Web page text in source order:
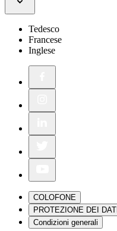
Tedesco
Francese
Inglese
COLOFONE
PROTEZIONE DEI DATI
Condizioni generali